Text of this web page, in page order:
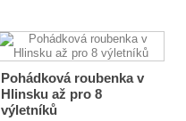
Pohádková roubenka v
Hlinsku až pro 8
výletníků